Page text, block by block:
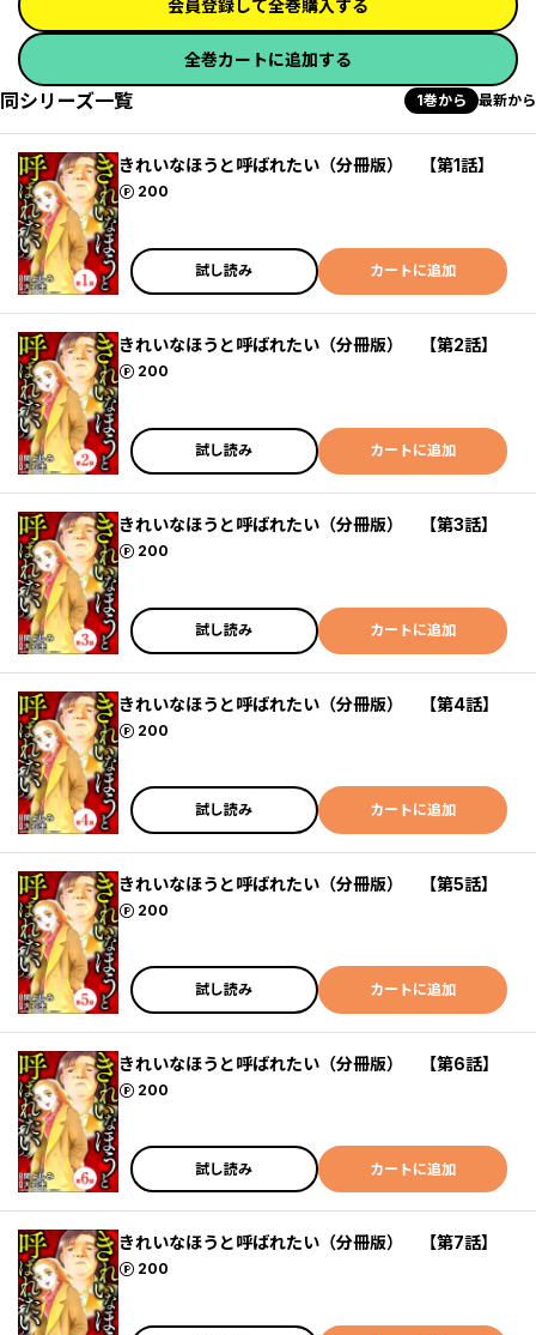
会員登録して全巻購入する
全巻カートに追加する
同シリーズ一覧 1巻から 最新から
きれいなほうと呼ばれたい（分冊版） 【第1話】
200
ポイント
試し読み カートに追加
きれいなほうと呼ばれたい（分冊版） 【第2話】
200
ポイント
試し読み カートに追加
きれいなほうと呼ばれたい（分冊版） 【第3話】
200
ポイント
試し読み カートに追加
きれいなほうと呼ばれたい（分冊版） 【第4話】
200
ポイント
試し読み カートに追加
きれいなほうと呼ばれたい（分冊版） 【第5話】
200
ポイント
試し読み カートに追加
きれいなほうと呼ばれたい（分冊版） 【第6話】
200
ポイント
試し読み カートに追加
きれいなほうと呼ばれたい（分冊版） 【第7話】
200
ポイント